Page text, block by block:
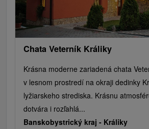
Chata Veterník Králiky
Krásna moderne zariadená chata
v lesnom prostredí na okraji dedinky
lyžiarskeho strediska. Krásnu
dotvára i rozľahlá...
Banskobystrický kraj - Králiky